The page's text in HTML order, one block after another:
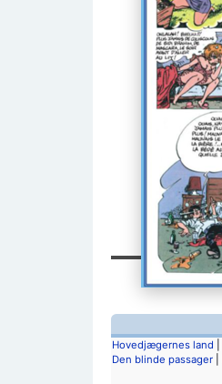
Hovedjægernes land
Den blinde passager